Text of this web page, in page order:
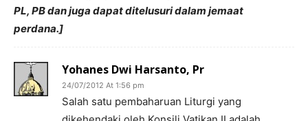
PL, PB dan juga dapat ditelusuri dalam jemaat
perdana.]
Yohanes Dwi Harsanto, Pr
24/07/2012 At 1:56 pm
Salah satu pembaharuan Liturgi yang